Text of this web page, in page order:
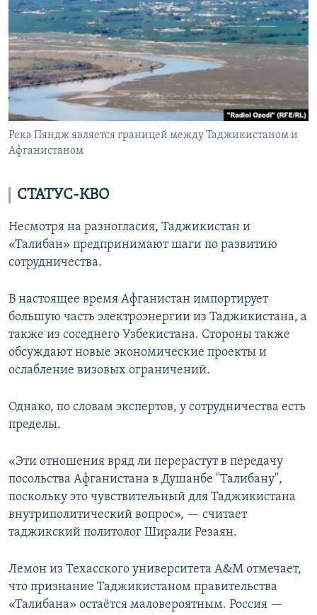
Река Пяндж является границей между Таджикистаном и
Афганистаном
СТАТУС-КВО
Несмотря на разногласия, Таджикистан и
«Талибан» предпринимают шаги по развитию
сотрудничества.
В настоящее время Афганистан импортирует
большую часть электроэнергии из Таджикистана, а
также из соседнего Узбекистана. Стороны также
обсуждают новые экономические проекты и
ослабление визовых ограничений.
Однако, по словам экспертов, у сотрудничества есть
пределы.
«Эти отношения вряд ли перерастут в передачу
посольства Афганистана в Душанбе "Талибану",
поскольку это чувствительный для Таджикистана
внутриполитический вопрос», — считает
таджикский политолог Ширали Резаян.
Лемон из Техасского университета A&M отмечает,
что признание Таджикистаном правительства
«Талибана» остаётся маловероятным. Россия —